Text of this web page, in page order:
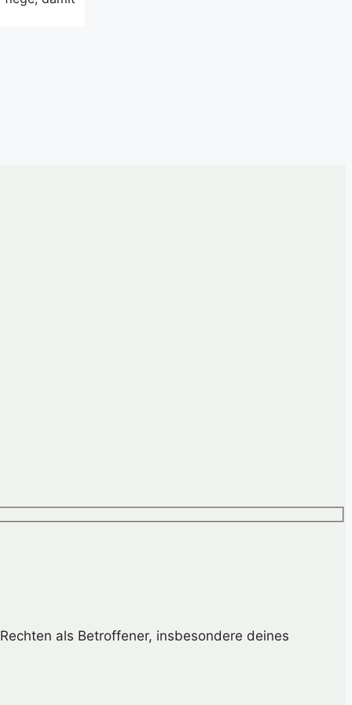
als Betroffener, insbesondere deines